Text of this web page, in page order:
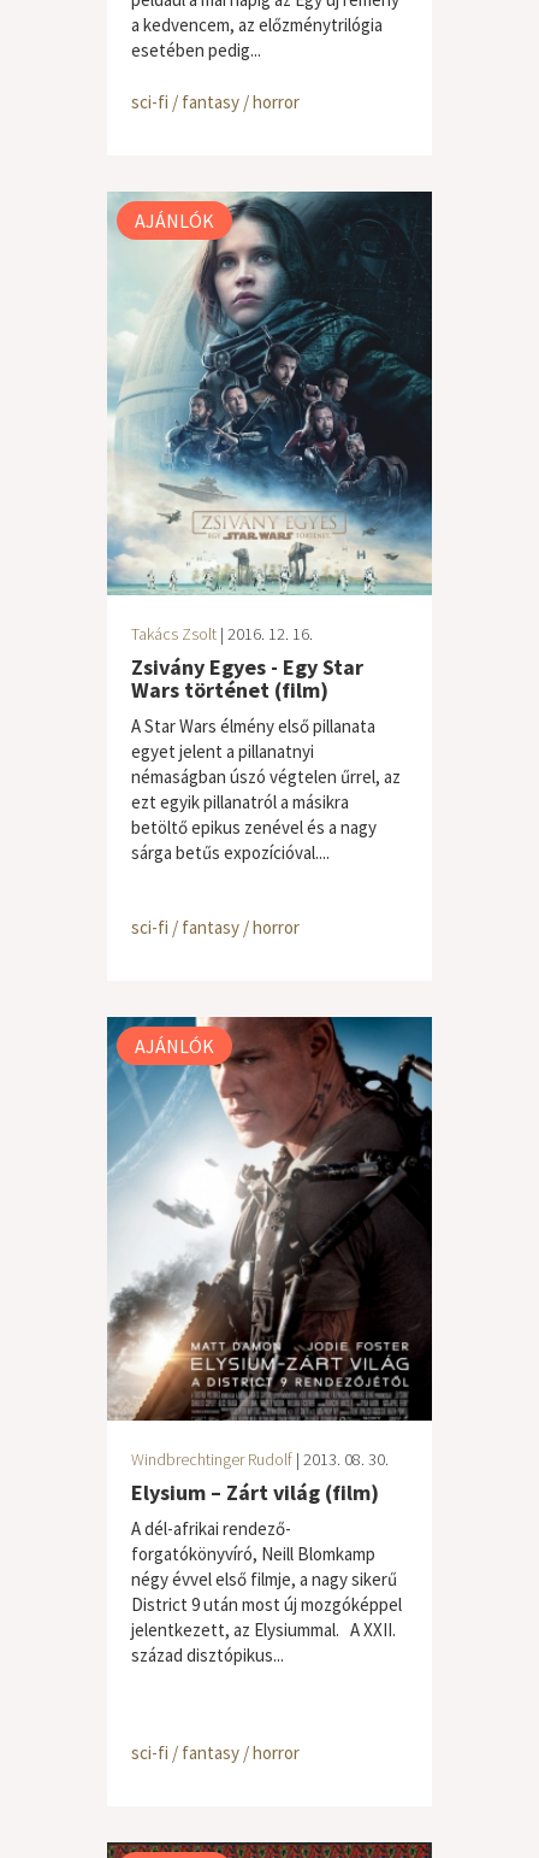
a kedvencem, az előzménytrilógia
esetében pedig...
sci-fi / fantasy / horror
AJÁNLÓK
Takács Zsolt | 2016. 12. 16.
Zsivány Egyes - Egy Star
Wars történet (film)
A Star Wars élmény első pillanata
egyet jelent a pillanatnyi
némaságban úszó végtelen űrrel, az
ezt egyik pillanatról a másikra
betöltő epikus zenével és a nagy
sárga betűs expozícióval....
sci-fi / fantasy / horror
AJÁNLÓK
Windbrechtinger Rudolf | 2013. 08. 30.
Elysium – Zárt világ (film)
A dél-afrikai rendező-
forgatókönyvíró, Neill Blomkamp
négy évvel első filmje, a nagy sikerű
District 9 után most új mozgóképpel
jelentkezett, az Elysiummal. A XXII.
század disztópikus...
sci-fi / fantasy / horror